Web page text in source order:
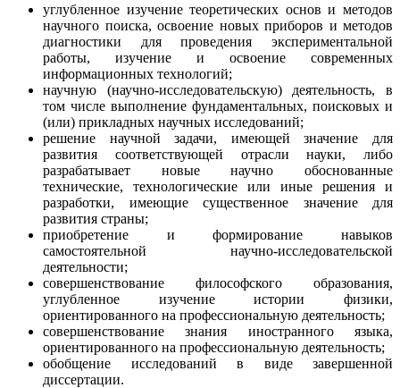
углубленное изучение теоретических основ и методов
научного поиска, освоение новых приборов и методов
диагностики для проведения экспериментальной
работы, изучение и освоение современных
информационных технологий;
научную (научно-исследовательскую) деятельность, в
том числе выполнение фундаментальных, поисковых и
(или) прикладных научных исследований;
решение научной задачи, имеющей значение для
развития соответствующей отрасли науки, либо
разрабатывает новые научно обоснованные
технические, технологические или иные решения и
разработки, имеющие существенное значение для
развития страны;
приобретение и формирование навыков
самостоятельной научно-исследовательской
деятельности;
совершенствование философского образования,
углубленное изучение истории физики,
ориентированного на профессиональную деятельность;
совершенствование знания иностранного языка,
ориентированного на профессиональную деятельность;
обобщение исследований в виде завершенной
диссертации.